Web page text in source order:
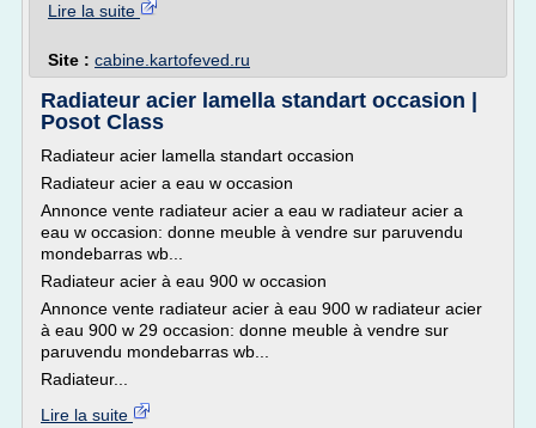
Lire la suite
Site : cabine.kartofeved.ru
Radiateur acier lamella standart occasion |
Posot Class
Radiateur acier lamella standart occasion
Radiateur acier a eau w occasion
Annonce vente radiateur acier a eau w radiateur acier a
eau w occasion: donne meuble à vendre sur paruvendu
mondebarras wb...
Radiateur acier à eau 900 w occasion
Annonce vente radiateur acier à eau 900 w radiateur acier
à eau 900 w 29 occasion: donne meuble à vendre sur
paruvendu mondebarras wb...
Radiateur...
Lire la suite